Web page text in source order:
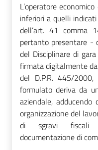
L’operatore
inferiori a quelli
dell’art. 41 comma
pertanto presentare -
del Disciplinare di
firmata digitalmente
del D.P.R. 445/
formulato deriva da
aziendale,
organizzazione del
di sgravi fiscali
documentazione di